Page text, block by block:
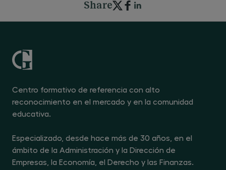
Share
Centro formativo de referencia con alto
reconocimiento en el mercado y en la comunidad
educativa.
Especializado, desde hace más de 30 años, en el
ámbito de la Administración y la Dirección de
Empresas, la Economía, el Derecho y las Finanzas.